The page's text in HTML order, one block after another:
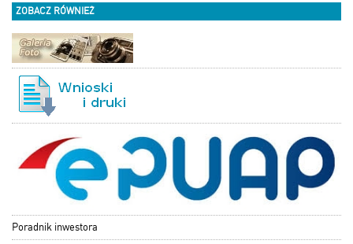
ZOBACZ RÓWNIEŻ
Poradnik inwestora